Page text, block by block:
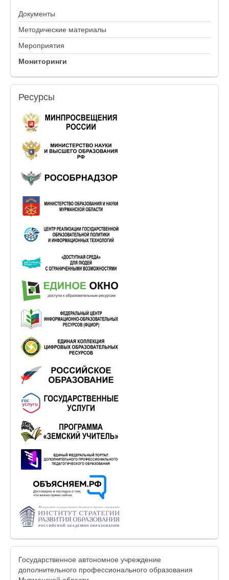
Документы
Методические материалы
Мероприятия
Мониторинги
Ресурсы
Государственное автономное учреждение
дополнительного профессионального образования